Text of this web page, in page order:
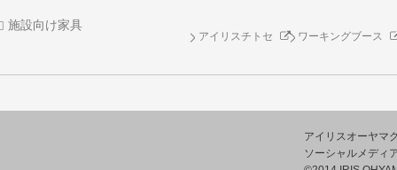
施設向け家具
アイリスチトセ ワーキングブース
アイリスオーヤマ
ソーシャルメディ